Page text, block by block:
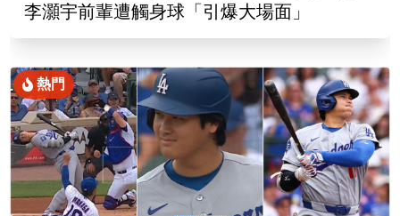
李灝宇前輩遭觸身球「引爆大場面」
熱門